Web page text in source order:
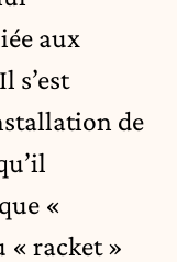
aux
s’est
de
«
« racket »